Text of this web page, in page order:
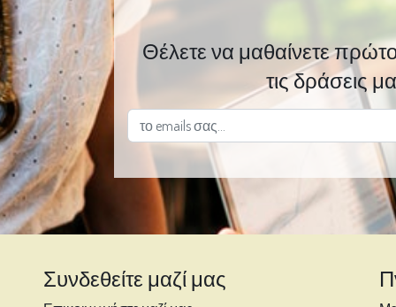
Θέλετε να μαθαίνετε
τις δράσεις
Συνδεθείτε μαζί μας